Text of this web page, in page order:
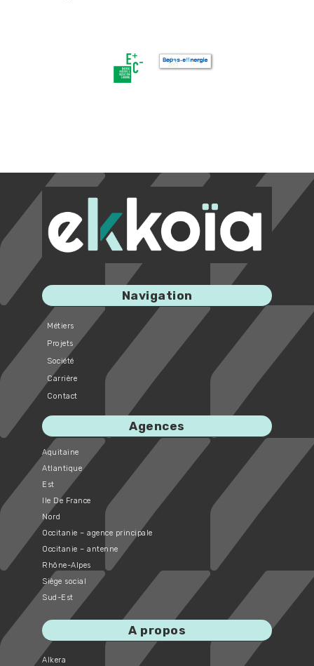
Image Image
Navigation
Métiers
Projets
Société
Carrière
Contact
Agences
Aquitaine
Atlantique
Est
Ile De France
Nord
Occitanie – agence principale
Occitanie – antenne
Rhône-Alpes
Siège social
Sud-Est
A propos
Alkera